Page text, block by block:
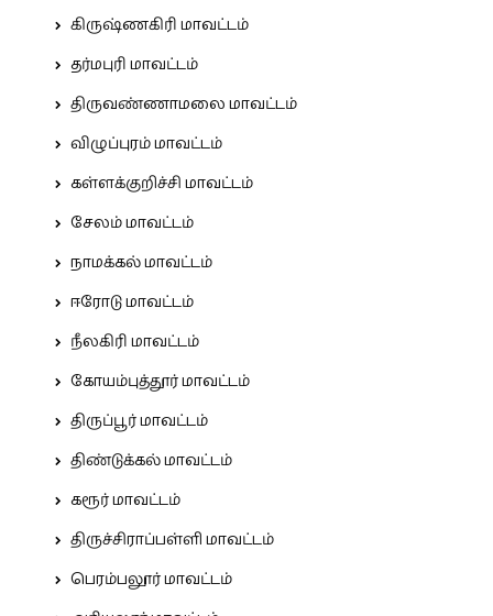
கிருஷ்ணகிரி மாவட்டம்
தர்மபுரி மாவட்டம்
திருவண்ணாமலை மாவட்டம்
விழுப்புரம் மாவட்டம்
கள்ளக்குறிச்சி மாவட்டம்
சேலம் மாவட்டம்
நாமக்கல் மாவட்டம்
ஈரோடு மாவட்டம்
நீலகிரி மாவட்டம்
கோயம்புத்தூர் மாவட்டம்
திருப்பூர் மாவட்டம்
திண்டுக்கல் மாவட்டம்
கரூர் மாவட்டம்
திருச்சிராப்பள்ளி மாவட்டம்
பெரம்பலூர் மாவட்டம்